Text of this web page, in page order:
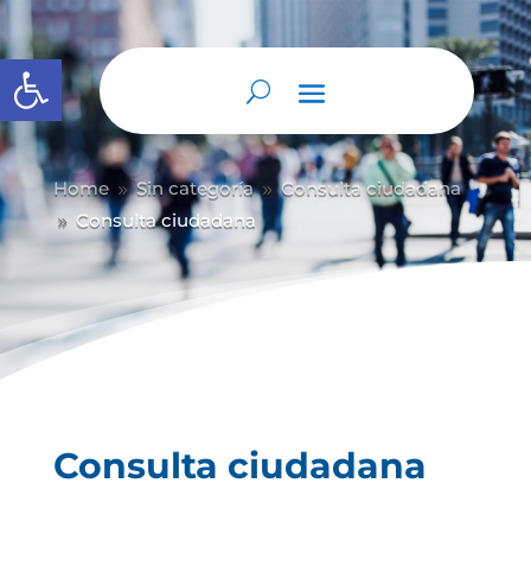
Abrir barra de herramientas
Home 9 Sin categoría 9 Consulta ciudadana
9 Consulta ciudadana
Consulta ciudadana